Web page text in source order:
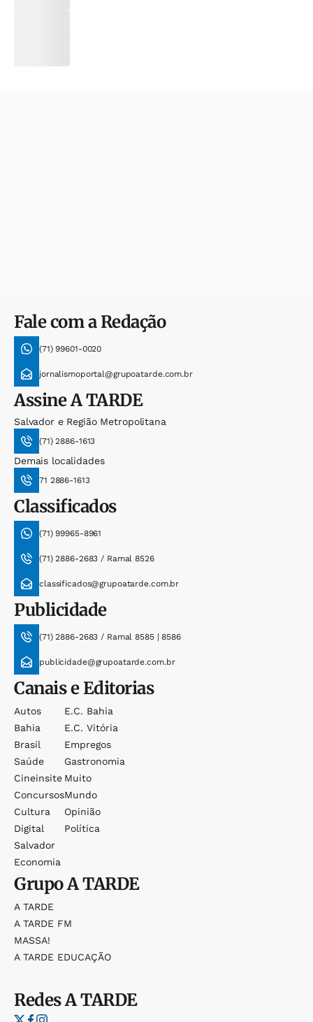
Fale com a Redação
(71) 99601-0020
jornalismoportal@grupoatarde.com.br
AssineA TARDE
Salvador e Região Metropolitana
(71) 2886-1613
Demais localidades
71 2886-1613
Classificados
(71) 99965-8961
(71) 2886-2683 / Ramal 8526
classificados@grupoatarde.com.br
Publicidade
(71) 2886-2683 / Ramal 8585 | 8586
publicidade@grupoatarde.com.br
Canais e Editorias
Autos
Bahia
Brasil
Saúde
Cineinsite
Concursos
Cultura
Digital
Salvador
Economia
E.c. Bahia
E.c. Vitória
Empregos
Gastronomia
Muito
Mundo
Opinião
Política
GrupoA TARDE
A TARDE
A TARDE FM
MASSA!
A TARDE EDUCAÇÃO
RedesA TARDE